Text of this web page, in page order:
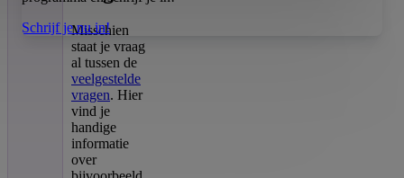
Misschien
staat je vraag
al tussen de
veelgestelde
vragen. Hier
vind je
handige
informatie
over
Schrijf je nu in!